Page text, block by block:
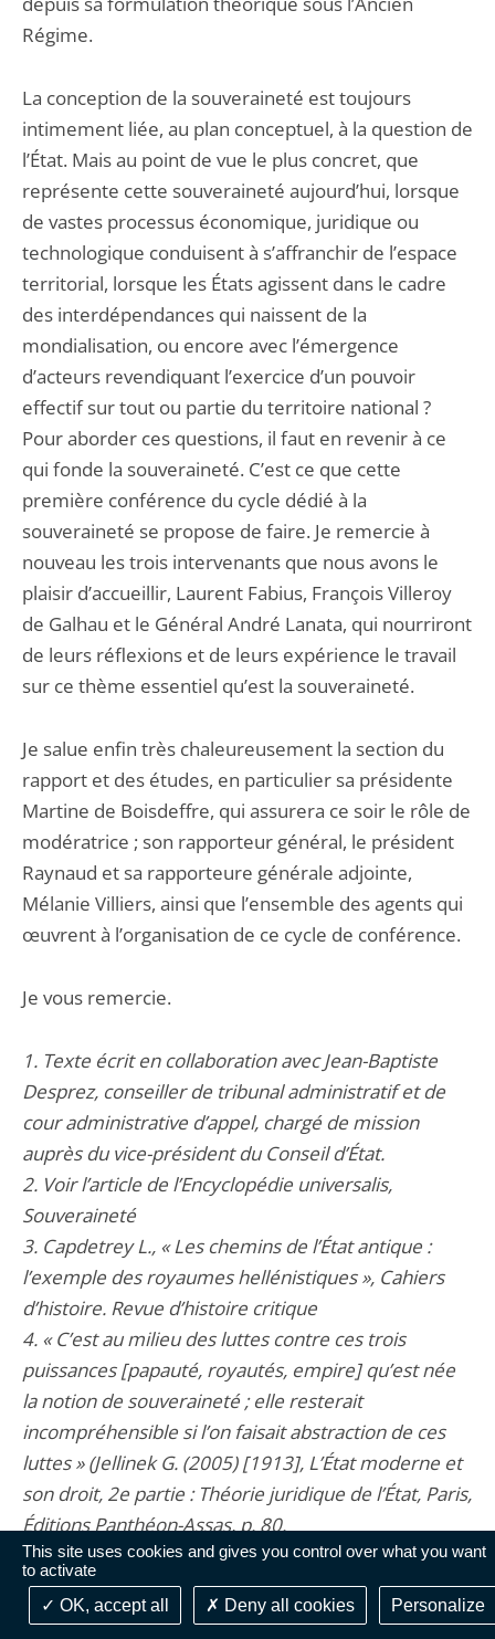
This site uses cookies and gives you control over what you want
to activate
OK, accept all
Deny all cookies Personalize
Régime.
La conception de la souveraineté est toujours
intimement liée, au plan conceptuel, à la question de
l’État. Mais au point de vue le plus concret, que
représente cette souveraineté aujourd’hui, lorsque
de vastes processus économique, juridique ou
technologique conduisent à s’affranchir de l’espace
territorial, lorsque les États agissent dans le cadre
des interdépendances qui naissent de la
mondialisation, ou encore avec l’émergence
d’acteurs revendiquant l’exercice d’un pouvoir
effectif sur tout ou partie du territoire national ?
Pour aborder ces questions, il faut en revenir à ce
qui fonde la souveraineté. C’est ce que cette
première conférence du cycle dédié à la
souveraineté se propose de faire. Je remercie à
nouveau les trois intervenants que nous avons le
plaisir d’accueillir, Laurent Fabius, François Villeroy
de Galhau et le Général André Lanata, qui nourriront
de leurs réflexions et de leurs expérience le travail
sur ce thème essentiel qu’est la souveraineté.
Je salue enfin très chaleureusement la section du
rapport et des études, en particulier sa présidente
Martine de Boisdeffre, qui assurera ce soir le rôle de
modératrice ; son rapporteur général, le président
Raynaud et sa rapporteure générale adjointe,
Mélanie Villiers, ainsi que l’ensemble des agents qui
œuvrent à l’organisation de ce cycle de conférence.
Je vous remercie.
1. Texte écrit en collaboration avec Jean-Baptiste
Desprez, conseiller de tribunal administratif et de
cour administrative d’appel, chargé de mission
auprès du vice-président du Conseil d’État.
2. Voir l’article de l’Encyclopédie universalis,
Souveraineté
3. Capdetrey L., « Les chemins de l’État antique :
l’exemple des royaumes hellénistiques », Cahiers
d’histoire. Revue d’histoire critique
4. « C’est au milieu des luttes contre ces trois
puissances [papauté, royautés, empire] qu’est née
la notion de souveraineté ; elle resterait
incompréhensible si l’on faisait abstraction de ces
luttes » (Jellinek G. (2005) [1913], L’État moderne et
son droit, 2e partie : Théorie juridique de l’État, Paris,
Éditions Panthéon-Assas, p. 80.
5. Adage, employé dans la Quaestio in utramque
partem, 1302 (auteur inconnu, possiblement
Guillaume de Plaisians)